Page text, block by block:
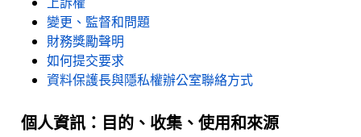
變更、監督和問題
財務獎勵聲明
如何提交要求
資料保護長與隱私權辦公室聯絡方式
個人資訊：目的、收集、使用和來源